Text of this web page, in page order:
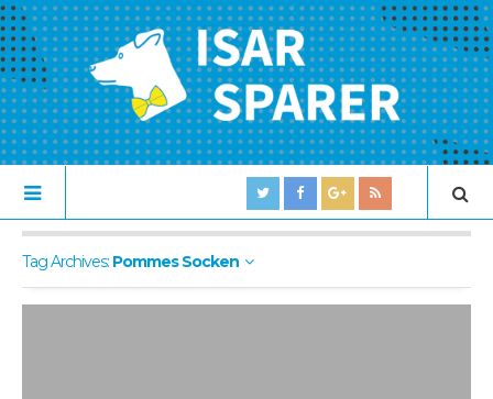
Tag Archives: Pommes Socken